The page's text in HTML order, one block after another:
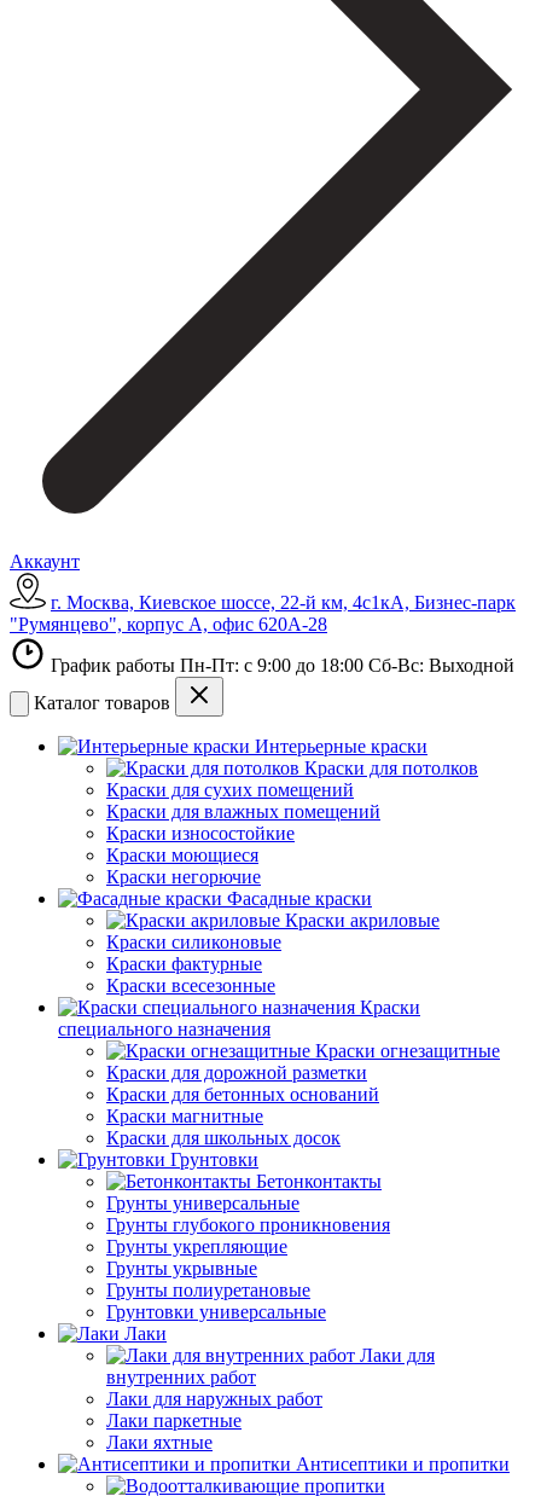
Аккаунт
г. Москва, Киевское шоссе, 22-й км, 4с1кА, Бизнес-парк
"Румянцево", корпус А, офис 620А-28
График работы Пн-Пт: с 9:00 до 18:00 Сб-Вс: Выходной
Каталог товаров
Интерьерные краски
Краски для потолков
Краски для сухих помещений
Краски для влажных помещений
Краски износостойкие
Краски моющиеся
Краски негорючие
Фасадные краски
Краски акриловые
Краски силиконовые
Краски фактурные
Краски всесезонные
Краски
специального назначения
Краски огнезащитные
Краски для дорожной разметки
Краски для бетонных оснований
Краски магнитные
Краски для школьных досок
Грунтовки
Бетонконтакты
Грунты универсальные
Грунты глубокого проникновения
Грунты укрепляющие
Грунты укрывные
Грунты полиуретановые
Грунтовки универсальные
Лаки
Лаки для
внутренних работ
Лаки для наружных работ
Лаки паркетные
Лаки яхтные
Антисептики и пропитки